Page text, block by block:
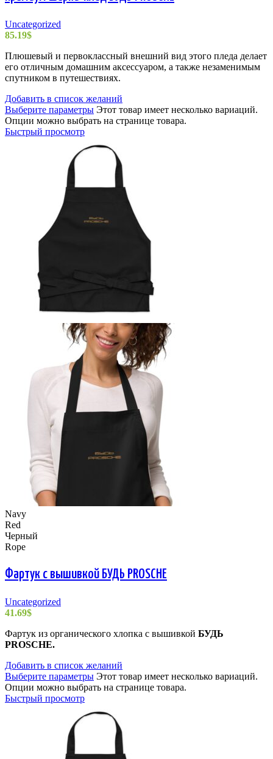
Uncategorized
85.19$
Плюшевый и первоклассный внешний вид этого пледа делает
его отличным домашним аксессуаром, а также незаменимым
спутником в путешествиях.
Добавить в список желаний
Выберите параметры Этот товар имеет несколько вариаций.
Опции можно выбрать на странице товара.
Быстрый просмотр
Navy
Red
Черный
Rope
Фартук с вышивкой БУДЬ PROSCHE
Uncategorized
41.69$
Фартук из органического хлопка с вышивкой БУДЬ
PROSCHE.
Добавить в список желаний
Выберите параметры Этот товар имеет несколько вариаций.
Опции можно выбрать на странице товара.
Быстрый просмотр